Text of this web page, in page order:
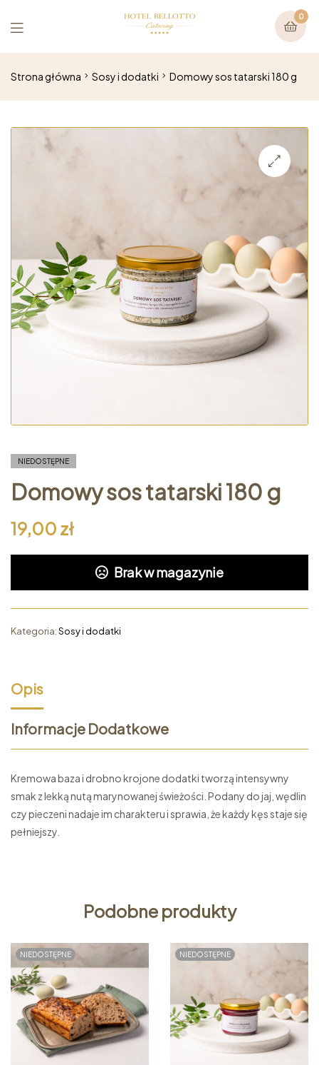
0
Strona główna Sosy i dodatki Domowy sos tatarski 180 g
NIEDOSTĘPNE
Domowy sos tatarski 180 g
19,00 zł
Brak w magazynie
Kategoria:Sosy i dodatki
Opis
Informacje Dodatkowe
Kremowa baza i drobno krojone dodatki tworzą intensywny
smak z lekką nutą marynowanej świeżości. Podany do jaj, wędlin
czy pieczeni nadaje im charakteru i sprawia, że każdy kęs staje się
pełniejszy.
Podobne produkty
NIEDOSTĘPNE NIEDOSTĘPNE